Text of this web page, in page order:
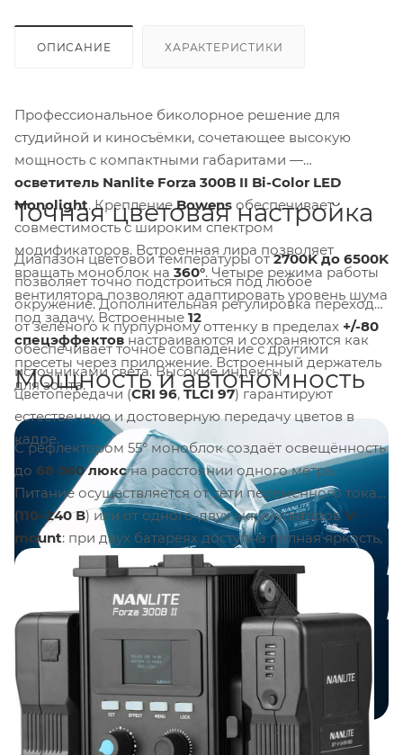
ОПИСАНИЕ ХАРАКТЕРИСТИКИ
Профессиональное биколорное решение для
студийной и киносъёмки, сочетающее высокую
мощность с компактными габаритами —
осветитель Nanlite Forza 300B II Bi-Color LED
Monolight. КреплениеBowens обеспечивает
совместимость с широким спектром
модификаторов. Встроенная лира позволяет
вращать моноблок на 360°. Четыре режима работы
вентилятора позволяют адаптировать уровень шума
под задачу. Встроенные 12
спецэффектовнастраиваются и сохраняются как
пресеты через приложение. Встроенный держатель
для зонта.
Точная цветовая настройка
Диапазон цветовой температуры от2700K до 6500K
позволяет точно подстроиться под любое
окружение. Дополнительная регулировка перехода
от зелёного к пурпурному оттенку в пределах +/-80
обеспечивает точное совпадение с другими
источниками света. Высокие индексы
цветопередачи (CRI 96, TLCI 97) гарантируют
естественную и достоверную передачу цветов в
кадре.
Мощность и автономность
С рефлектором 55° моноблок создаёт освещённость
до 68 060 люксна расстоянии одного метра.
Питание осуществляется от сети переменного тока
(110–240 В) или от одного-двух аккумуляторовV-
mount: при двух батареях доступна полная яркость,
при одной — до 45%. При выключенном
вентиляторе автономность работы бесшумного
блока управления увеличивается на 30%.